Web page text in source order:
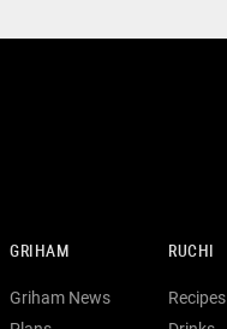
GRIHAM
Griham News
RUCHI
Recipes